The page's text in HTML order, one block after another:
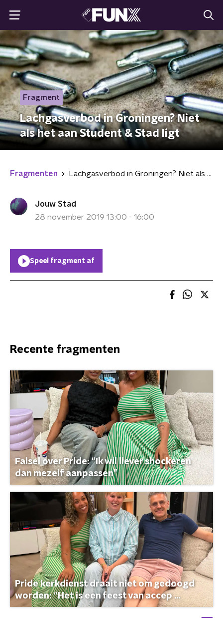
Fragment
Lachgasverbod in Groningen? Niet
als het aan Student & Stad ligt
Fragmenten Lachgasverbod in Groningen? Niet als het aan Student & Stad ligt
Jouw Stad
28 november 2019 13:00 - 16:00
Speel fragment af
Recente fragmenten
Faisel over Pride: “Ik wil liever shockeren
dan mezelf aanpassen”
Pride kerkdienst draait niet om gedoogd
worden: “Het is een feest van accep ...